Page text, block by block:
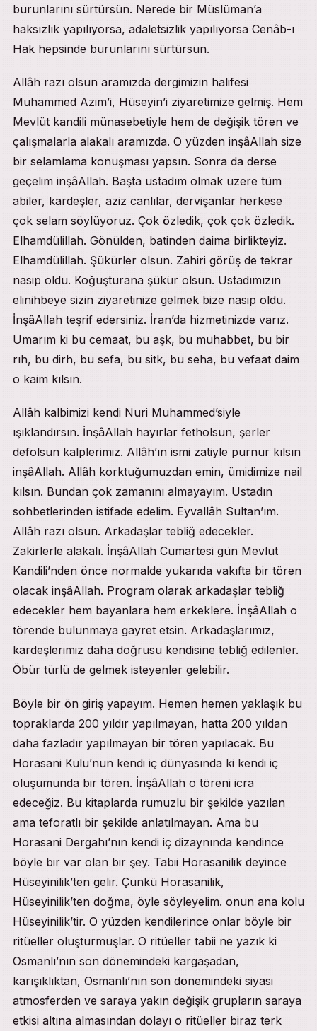
burunlarını sürtürsün. Nerede bir Müslüman’a
haksızlık yapılıyorsa, adaletsizlik yapılıyorsa Cenâb-ı
Hak hepsinde burunlarını sürtürsün.
Allâh razı olsun aramızda dergimizin halifesi
Muhammed Azim’i, Hüseyin’i ziyaretimize gelmiş. Hem
Mevlüt kandili münasebetiyle hem de değişik tören ve
çalışmalarla alakalı aramızda. O yüzden inşâAllah size
bir selamlama konuşması yapsın. Sonra da derse
geçelim inşâAllah. Başta ustadım olmak üzere tüm
abiler, kardeşler, aziz canlılar, dervişanlar herkese
çok selam söylüyoruz. Çok özledik, çok çok özledik.
Elhamdülillah. Gönülden, batinden daima birlikteyiz.
Elhamdülillah. Şükürler olsun. Zahiri görüş de tekrar
nasip oldu. Koğuşturana şükür olsun. Ustadımızın
elinihbeye sizin ziyaretinize gelmek bize nasip oldu.
İnşâAllah teşrif edersiniz. İran’da hizmetinizde varız.
Umarım ki bu cemaat, bu aşk, bu muhabbet, bu bir
rıh, bu dirh, bu sefa, bu sitk, bu seha, bu vefaat daim
o kaim kılsın.
Allâh kalbimizi kendi Nuri Muhammed’siyle
ışıklandırsın. İnşâAllah hayırlar fetholsun, şerler
defolsun kalplerimiz. Allâh’ın ismi zatiyle purnur kılsın
inşâAllah. Allâh korktuğumuzdan emin, ümidimize nail
kılsın. Bundan çok zamanını almayayım. Ustadın
sohbetlerinden istifade edelim. Eyvallâh Sultan’ım.
Allâh razı olsun. Arkadaşlar tebliğ edecekler.
Zakirlerle alakalı. İnşâAllah Cumartesi gün Mevlüt
Kandili’nden önce normalde yukarıda vakıfta bir tören
olacak inşâAllah. Program olarak arkadaşlar tebliğ
edecekler hem bayanlara hem erkeklere. İnşâAllah o
törende bulunmaya gayret etsin. Arkadaşlarımız,
kardeşlerimiz daha doğrusu kendisine tebliğ edilenler.
Öbür türlü de gelmek isteyenler gelebilir.
Böyle bir ön giriş yapayım. Hemen hemen yaklaşık bu
topraklarda 200 yıldır yapılmayan, hatta 200 yıldan
daha fazladır yapılmayan bir tören yapılacak. Bu
Horasani Kulu’nun kendi iç dünyasında ki kendi iç
oluşumunda bir tören. İnşâAllah o töreni icra
edeceğiz. Bu kitaplarda rumuzlu bir şekilde yazılan
ama teforatlı bir şekilde anlatılmayan. Ama bu
Horasani Dergahı’nın kendi iç dizaynında kendince
böyle bir var olan bir şey. Tabii Horasanilik deyince
Hüseyinilik’ten gelir. Çünkü Horasanilik,
Hüseyinilik’ten doğma, öyle söyleyelim. onun ana kolu
Hüseyinilik’tir. O yüzden kendilerince onlar böyle bir
ritüeller oluşturmuşlar. O ritüeller tabii ne yazık ki
Osmanlı’nın son dönemindeki kargaşadan,
karışıklıktan, Osmanlı’nın son dönemindeki siyasi
atmosferden ve saraya yakın değişik grupların saraya
etkisi altına almasından dolayı o ritüeller biraz terk